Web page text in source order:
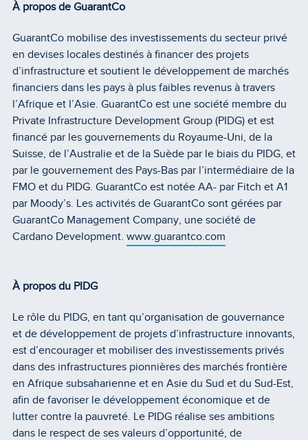
À propos de GuarantCo
GuarantCo mobilise des investissements du secteur privé
en devises locales destinés à financer des projets
d’infrastructure et soutient le développement de marchés
financiers dans les pays à plus faibles revenus à travers
l’Afrique et l’Asie. GuarantCo est une société membre du
Private Infrastructure Development Group (PIDG) et est
financé par les gouvernements du Royaume-Uni, de la
Suisse, de l’Australie et de la Suède par le biais du PIDG, et
par le gouvernement des Pays-Bas par l’intermédiaire de la
FMO et du PIDG. GuarantCo est notée AA- par Fitch et A1
par Moody’s. Les activités de GuarantCo sont gérées par
GuarantCo Management Company, une société de
Cardano Development. www.guarantco.com
À propos du PIDG
Le rôle du PIDG, en tant qu’organisation de gouvernance
et de développement de projets d’infrastructure innovants,
est d’encourager et mobiliser des investissements privés
dans des infrastructures pionnières des marchés frontière
en Afrique subsaharienne et en Asie du Sud et du Sud-Est,
afin de favoriser le développement économique et de
lutter contre la pauvreté. Le PIDG réalise ses ambitions
dans le respect de ses valeurs d’opportunité, de